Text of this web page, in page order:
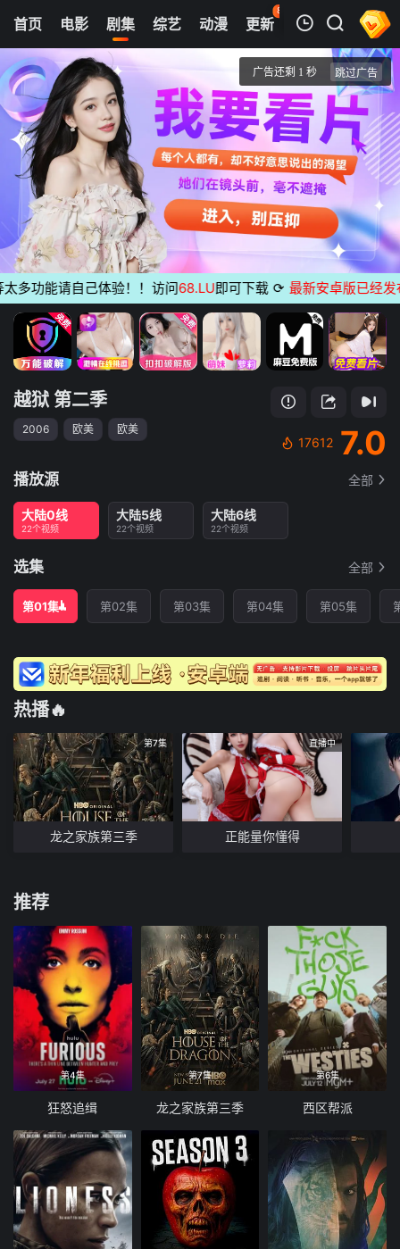
首页 电影 剧集 综艺 动漫 更新
84
热榜 APP
我的观影记录
第01集
越狱 第二季
清空
能请自己体验！！访问 68.LU即可下载 ⟳ 最新安卓版已经发布无
越狱 第二季
2006 欧美 欧美
17612 7.0
播放源 全部
大陆0线
22个视频
大陆5线
22个视频
大陆6线
22个视频
选集 全部
第01集 第02集 第03集 第04集 第05集
热播🔥
第7集
龙之家族第三季
直播中
正能量你懂得
推荐
第4集
狂怒追缉
第7集
龙之家族第三季
第6集
西区帮派